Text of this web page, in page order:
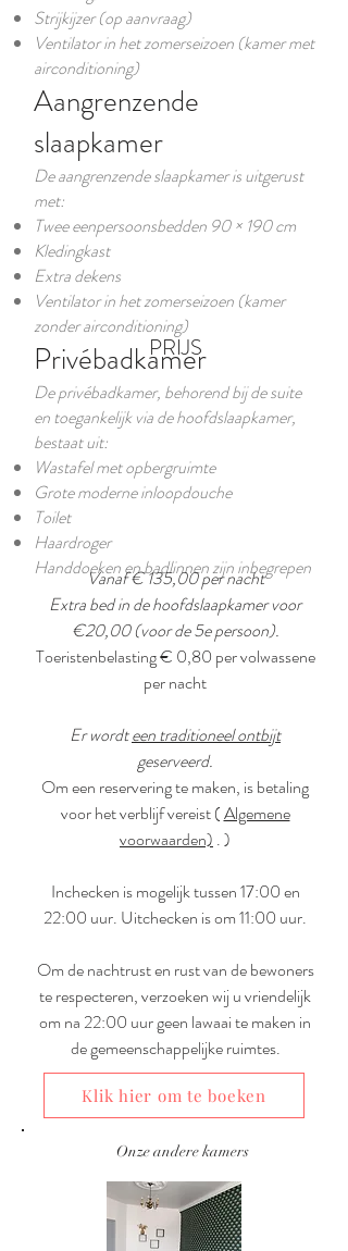
Strijkijzer (op aanvraag)
Ventilator in het zomerseizoen (kamer met
airconditioning)
Aangrenzende
slaapkamer
De aangrenzende slaapkamer is uitgerust
met:
Twee eenpersoonsbedden 90 × 190 cm
Kledingkast
Extra dekens
Ventilator in het zomerseizoen (kamer
zonder airconditioning)
Privébadkamer
De privébadkamer, behorend bij de suite
en toegankelijk via de hoofdslaapkamer,
bestaat uit:
Wastafel met opbergruimte
Grote moderne inloopdouche
Toilet
Haardroger
Handdoeken en badlinnen zijn inbegrepen
PRIJS
Vanaf € 135,00 per nacht
Extra bed in de hoofdslaapkamer voor
€20,00 (voor de 5e persoon).
Toeristenbelasting € 0,80 per volwassene
per nacht
Er wordteen traditioneel ontbijt
geserveerd.
Om een reservering te maken, is betaling
voor het verblijf vereist (Algemene
voorwaarden) .)
Inchecken is mogelijk tussen 17:00 en
22:00 uur. Uitchecken is om 11:00 uur.
Om de nachtrust en rustvan de bewoners
te respecteren, verzoeken wij u vriendelijk
om na 22:00 uur geen lawaai te maken in
de gemeenschappelijke ruimtes.
Klik hier om te boeken
Onze andere kamers